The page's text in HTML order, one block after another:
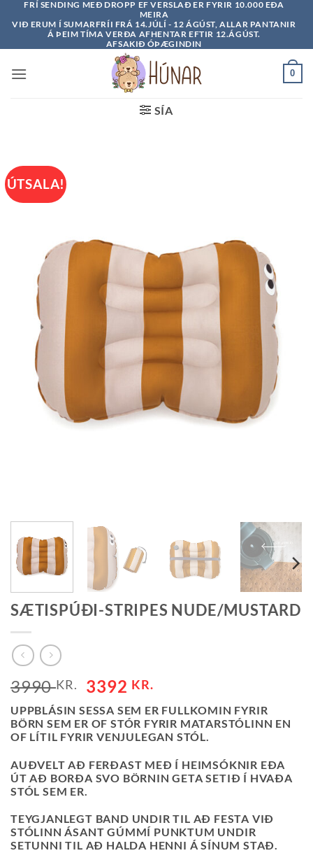
FRÍ SENDING MEÐ DROPP EF VERSLAÐ ER FYRIR 10.000 EÐA
MEIRA
VIÐ ERUM Í SUMARFRÍI FRÁ 14.JÚLÍ - 12 ÁGÚST, ALLAR PANTANIR
Á ÞEIM TÍMA VERÐA AFHENTAR EFTIR 12.ÁGÚST.
AFSAKIÐ ÓÞÆGINDIN
0
SÍA
ÚTSALA!
SÆTISPÚÐI-STRIPES NUDE/MUSTARD
3990KR. 3392 KR.
UPPBLÁSIN SESSA SEM ER FULLKOMIN FYRIR
BÖRN SEM ER OF STÓR FYRIR MATARSTÓLINN EN
OF LÍTIL FYRIR VENJULEGAN STÓL.
AUÐVELT AÐ FERÐAST MEÐ Í HEIMSÓKNIR EÐA
ÚT AÐ BORÐA SVO BÖRNIN GETA SETIÐ Í HVAÐA
STÓL SEM ER.
TEYGJANLEGT BAND UNDIR TIL AÐ FESTA VIÐ
STÓLINN ÁSANT GÚMMÍ PUNKTUM UNDIR
SETUNNI TIL AÐ HALDA HENNI Á SÍNUM STAÐ.